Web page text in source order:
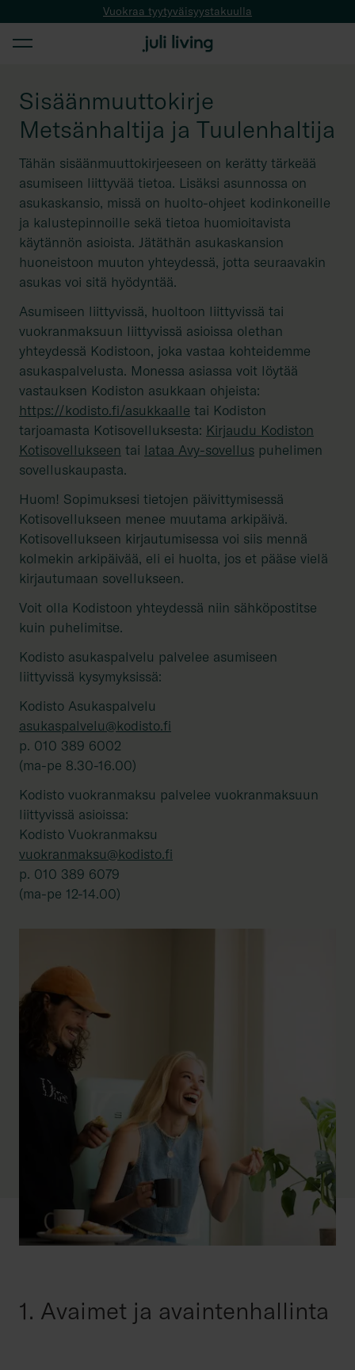
Vuokraa tyytyväisyystakuulla
Sisäänmuuttokirje
Metsänhaltija ja Tuulenhaltija
Tähän sisäänmuuttokirjeeseen on kerätty tärkeää
asumiseen liittyvää tietoa. Lisäksi asunnossa on
asukaskansio, missä on huolto-ohjeet kodinkoneille
ja kalustepinnoille sekä tietoa huomioitavista
käytännön asioista. Jätäthän asukaskansion
huoneistoon muuton yhteydessä, jotta seuraavakin
asukas voi sitä hyödyntää.
Asumiseen liittyvissä, huoltoon liittyvissä tai
vuokranmaksuun liittyvissä asioissa olethan
yhteydessä Kodistoon, joka vastaa kohteidemme
asukaspalvelusta. Monessa asiassa voit löytää
vastauksen Kodiston asukkaan ohjeista:
https://kodisto.fi/asukkaalle tai Kodiston
tarjoamasta Kotisovelluksesta: Kirjaudu Kodiston
Kotisovellukseen tai lataa Avy-sovellus puhelimen
sovelluskaupasta.
Huom! Sopimuksesi tietojen päivittymisessä
Kotisovellukseen menee muutama arkipäivä.
Kotisovellukseen kirjautumisessa voi siis mennä
kolmekin arkipäivää, eli ei huolta, jos et pääse vielä
kirjautumaan sovellukseen.
Voit olla Kodistoon yhteydessä niin sähköpostitse
kuin puhelimitse.
Kodisto asukaspalvelu palvelee asumiseen
liittyvissä kysymyksissä:
asukaspalvelu@kodisto.fi
p. 010 389 6002
(ma-pe 8.30-16.00)
Kodisto vuokranmaksu palvelee vuokranmaksuun
liittyvissä asioissa:
vuokranmaksu@kodisto.fi
p. 010 389 6079
(ma-pe 12-14.00)
1. Avaimet ja avaintenhallinta